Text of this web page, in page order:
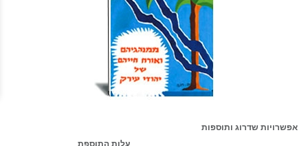
אפשרויות שדרוג ותוספות